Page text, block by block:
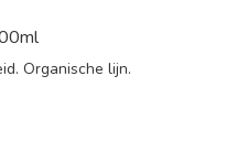
Organische lijn.